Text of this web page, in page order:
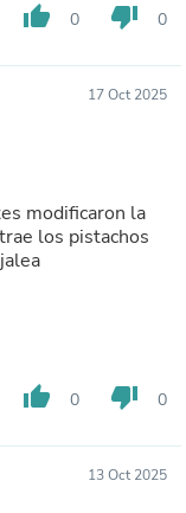
thumb_up 0 thumb_down 0
17 Oct 2025
modificaron la
los pistachos
thumb_up 0 thumb_down 0
13 Oct 2025